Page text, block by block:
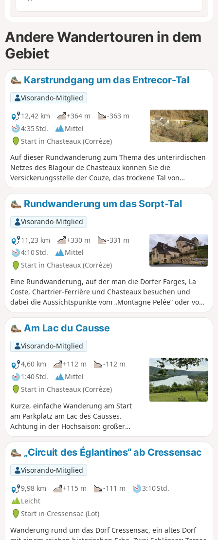
Andere Wandertouren in dem
Gebiet
Karstrundgang um das Entrecor-Tal
Visorando-Mitglied
12,42 km
+364 m
-363 m
4:35 Std.
Mittel
Start in Chasteaux (Corrèze)
Auf dieser Rundwanderung zum Thema des unterirdischen
Netzes des Blagour de Chasteaux können Sie die
Versickerungsstelle der Couze, das trockene Tal von
Entrecor, die Schlucht Gouffre des Jonquilles und die Quelle
des Grundwassers an der Quelle des Blagour entdecken.
Rundwanderung um das Sorpt-Tal
Visorando-Mitglied
11,23 km
+330 m
-331 m
4:10 Std.
Mittel
Start in Chasteaux (Corrèze)
Eine Rundwanderung, auf der man die Dörfer Farges, La
Coste, Chartrier-Ferrière und Chasteaux besuchen und
dabei die Aussichtspunkte vom „Montagne Pelée“ oder vom
Ortskern von Chasteaux aus genießen kann.
Am Lac du Causse
Visorando-Mitglied
4,60 km
+112 m
-112 m
1:40 Std.
Mittel
Start in Chasteaux (Corrèze)
Kurze, einfache Wanderung am Start
am Parkplatz am Lac des Causses.
Achtung in der Hochsaison: großer
Andrang und erhebliche
Parkplatzprobleme.
„Circuit des Églantines“ ab Cressensac
Visorando-Mitglied
9,98 km
+115 m -111 m
3:10 Std.
Leicht
Start in Cressensac (Lot)
Wanderung rund um das Dorf Cressensac, ein altes Dorf